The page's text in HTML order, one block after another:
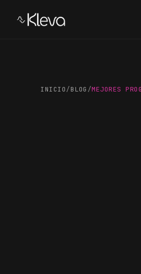
INICIO/BLOG /MEJORES